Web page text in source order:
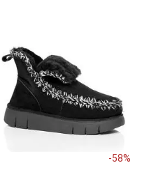
-58%